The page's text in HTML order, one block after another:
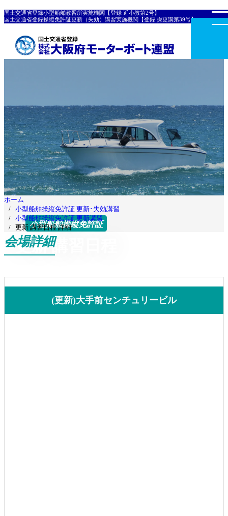
国土交通省登録小型船舶教習所実施機関【登録 近小教第2号】
国土交通省登録操縦免許証更新（失効）講習実施機関【登録 操更講第39号】
小型船舶操縦免許証
更新 講習日程
ホーム
小型船舶操縦免許証 更新･失効講習
小型船舶操縦免許証 更新講習
更新 講習日程 詳細
会場詳細
(更新)大手前センチュリービル